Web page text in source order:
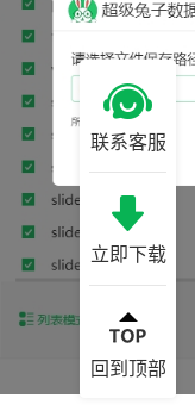
联系客服
立即下载
回到顶部